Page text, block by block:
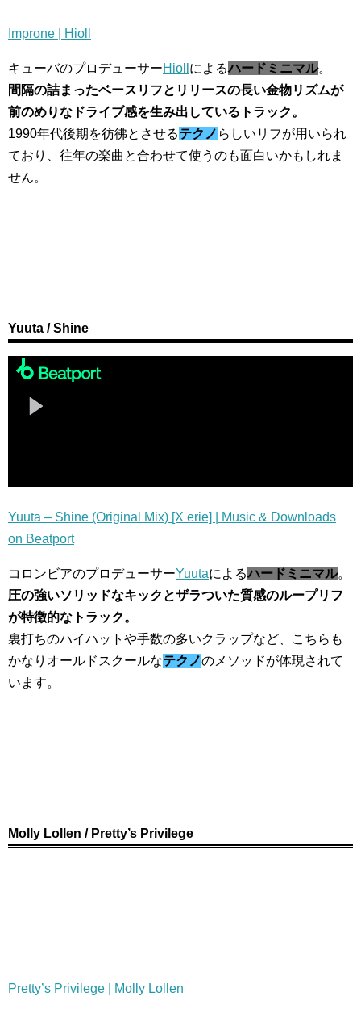
Improne | Hioll
キューバのプロデューサーHioll によるハードミニマル。
間隔の詰まったベースリフとリリースの長い金物リズムが
前のめりなドライブ感を生み出しているトラック。
1990年代後期を彷彿とさせるテクノ らしいリフが用いられ
ており、往年の楽曲と合わせて使うのも面白いかもしれま
せん。
Yuuta / Shine
Yuuta – Shine (Original Mix) [X erie] | Music & Downloads
on Beatport
コロンビアのプロデューサーYuutaによるハードミニマル。
圧の強いソリッドなキックとザラついた質感のループリフ
が特徴的なトラック。
裏打ちのハイハットや手数の多いクラップなど、こちらも
かなりオールドスクールなテクノのメソッドが体現されて
います。
Molly Lollen / Pretty’s Privilege
Pretty’s Privilege | Molly Lollen